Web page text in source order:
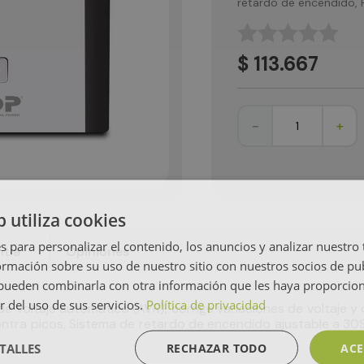
$ 113.667
＋
－
Opiniones
voltaje automatico (AVR), corrige variaciones de voltaje
picos, Sistema de retardo de encendido ajustable a
utiliza cookies
para personalizar el contenido, los anuncios y analizar nuestro
sobre su uso de nuestro sitio con nuestros socios de
combinarla con otra información que les haya
del uso de sus servicios. Política de privacidad
RECHAZAR TODO